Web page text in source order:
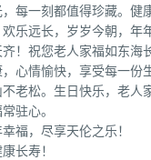
每一刻都值得珍藏。健
乐远长，岁岁今朝，年
！祝您老人家福如东海
心情愉快，享受每一份
老松。生日快乐，老人家
驻心。
福，尽享天伦之乐！
长寿！